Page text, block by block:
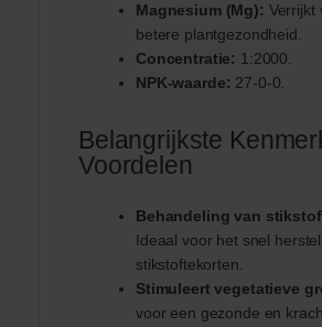
Magnesium (Mg): Verrijkt
betere plantgezondheid.
Concentratie: 1:2000.
NPK-waarde: 27-0-0.
Belangrijkste
Voordelen
Behandeling van
Ideaal voor het snel
stikstoftekorten.
Stimuleert vegetatieve
voor een gezonde en